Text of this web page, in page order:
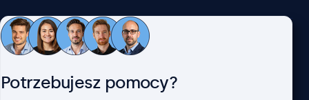
Obsługa klienta
Potrzebujesz pomocy?